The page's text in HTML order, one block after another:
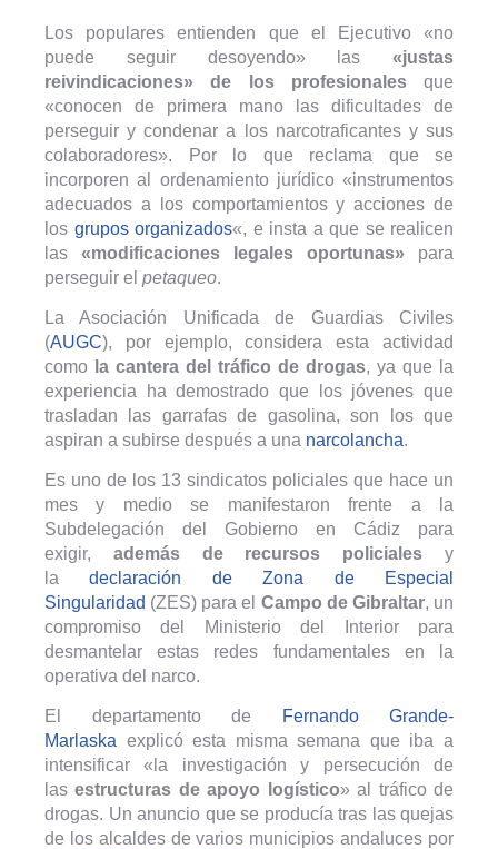
Los populares entienden que el Ejecutivo «no
puede seguir desoyendo» las «justas
reivindicaciones» de los profesionales que
«conocen de primera mano las dificultades de
perseguir y condenar a los narcotraficantes y sus
colaboradores». Por lo que reclama que se
incorporen al ordenamiento jurídico «instrumentos
adecuados a los comportamientos y acciones de
los grupos organizados«, e insta a que se realicen
las «modificaciones legales oportunas» para
perseguir el petaqueo.
La Asociación Unificada de Guardias Civiles
(AUGC), por ejemplo, considera esta actividad
como la cantera del tráfico de drogas, ya que la
experiencia ha demostrado que los jóvenes que
trasladan las garrafas de gasolina, son los que
aspiran a subirse después a una narcolancha.
Es uno de los 13 sindicatos policiales que hace un
mes y medio se manifestaron frente a la
Subdelegación del Gobierno en Cádiz para
exigir, además de recursos policialesy
ladeclaración de Zona de Especial
Singularidad (ZES) para el Campo de Gibraltar, un
compromiso del Ministerio del Interior para
desmantelar estas redes fundamentales en la
operativa del narco.
El departamento de
Fernando Grande-
Marlaska explicó esta misma semana que iba a
intensificar «la investigación y persecución de
lasestructuras de apoyo logístico» al tráfico de
drogas. Un anuncio que se producía tras las quejas
de los alcaldes de varios municipios andaluces por